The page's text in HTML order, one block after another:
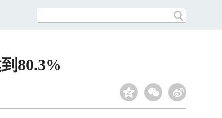
80.3%